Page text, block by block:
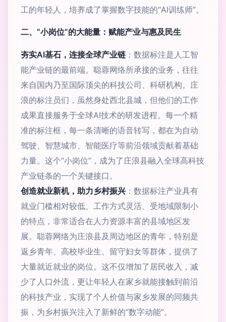
工的年轻人，培养成了掌握数字技能的“AI训练师”。
二、“小岗位”的大能量：赋能产业与惠及民生
夯实AI基石，连接全球产业链 ：数据标注是人工智
能产业链的最前端。聪蓉网络所承接的业务，往往
来自国内乃至国际顶尖的科技公司、科研机构。庄
浪的标注员们，虽然身处西北县城，但他们的工作
成果直接服务于全球AI技术的研发进程。每一个精
准的标注框，每一条清晰的语音转写，都在为自动
驾驶、智慧城市、智能医疗等前沿领域贡献着基础
力量。这个“小岗位”，成为了庄浪县融入全球高科技
产业链条的一个关键接口。
创造就业新机，助力乡村振兴 ：数据标注产业具有
就业门槛相对较低、工作方式灵活、受地域限制小
的特点，非常适合在人力资源丰富的县域地区发
展。聪蓉网络为庄浪县及周边地区的青年，特别是
返乡青年、高校毕业生、留守妇女等群体，提供了
大量就近就业的岗位。这不仅增加了居民收入，减
少了人口外流，更让年轻人在家乡就能接触到前沿
的科技产业，实现了个人价值与家乡发展的同频共
振，为乡村振兴注入了新鲜的“数字动能”。